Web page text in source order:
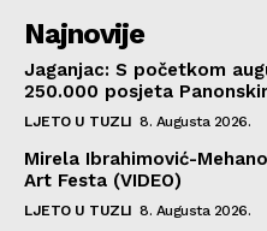
Najnovije
Jaganjac: S početkom
250.000 posjeta
LJETO U TUZLI 8. Augusta 2026.
Mirela Ibrahimović-
Art Festa (VIDEO)
LJETO U TUZLI 8. Augusta 2026.